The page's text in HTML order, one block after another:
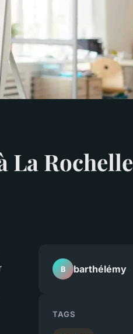
La Rochelle
B barthélémy
TAGS